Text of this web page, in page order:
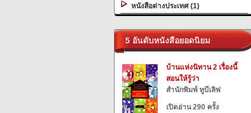
หนังสือต่างประเทศ (1)
5 อันดับหนังสือยอดนิยม
บ้านแห่งนิทาน 2 เรื่องนี้
สอนให้รู้ว่า
สำนักพิมพ์ ทูบีเลิฟ
เปิดอ่าน 290 ครั้ง